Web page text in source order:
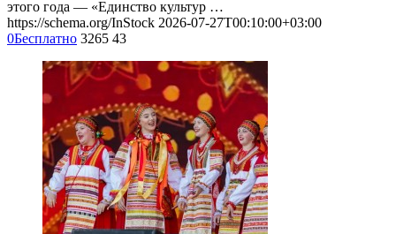
этого года — «Единство культур …
https://schema.org/InStock 2026-07-27T00:10:00+03:00
0Бесплатно 3265 43